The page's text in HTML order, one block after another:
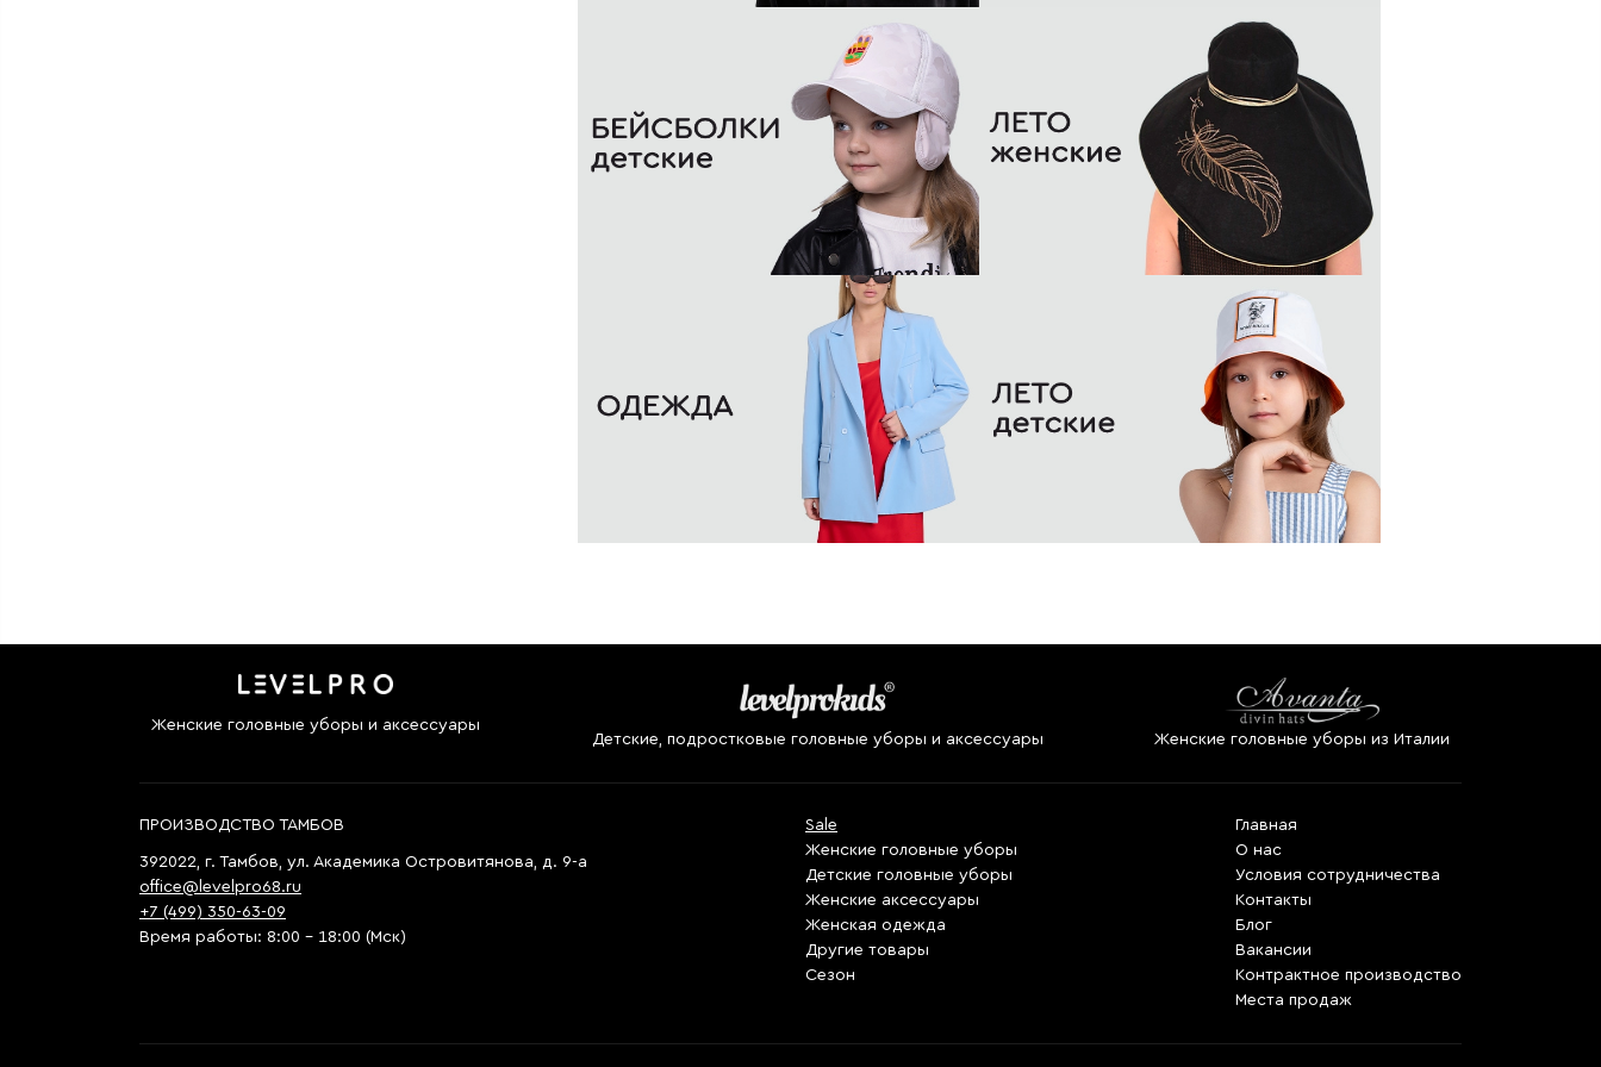
Женские головные уборы и аксессуары
Детские, подростковые головные уборы и аксессуары
Женские головные уборы из Италии
ПРОИЗВОДСТВО ТАМБОВ
392022, г. Тамбов, ул. Академика Островитянова, д. 9-а
office@levelpro68.ru
+7 (499) 350-63-09
Время работы: 8:00 - 18:00 (Мск)
Sale
Женские головные уборы
Детские головные уборы
Женские аксессуары
Женская одежда
Другие товары
Сезон
Главная
О нас
Условия сотрудничества
Контакты
Блог
Вакансии
Контрактное производство
Места продаж